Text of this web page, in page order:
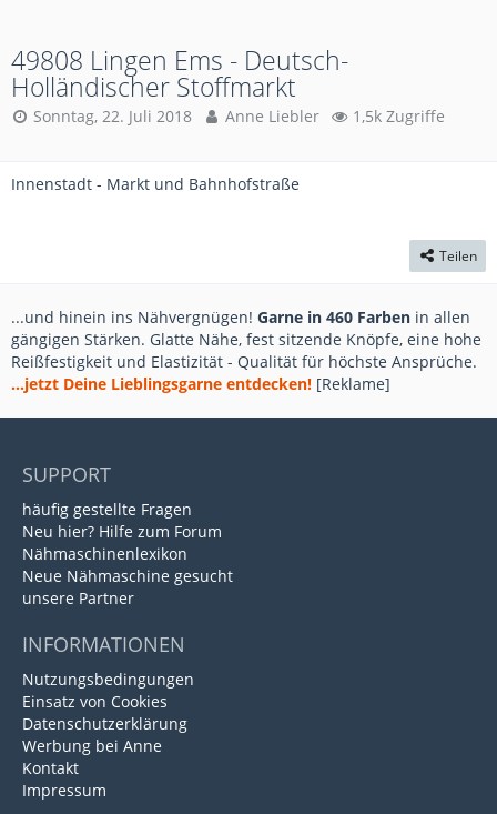
49808 Lingen Ems - Deutsch-
Holländischer Stoffmarkt
Sonntag, 22. Juli 2018 Anne Liebler 1,5k Zugriffe
Innenstadt - Markt und Bahnhofstraße
Teilen
...und hinein ins Nähvergnügen! Garne in 460 Farben in allen
gängigen Stärken. Glatte Nähe, fest sitzende Knöpfe, eine hohe
Reißfestigkeit und Elastizität - Qualität für höchste Ansprüche.
...jetzt Deine Lieblingsgarne entdecken! [Reklame]
SUPPORT
häufig gestellte Fragen
Neu hier? Hilfe zum Forum
Nähmaschinenlexikon
Neue Nähmaschine gesucht
unsere Partner
INFORMATIONEN
Nutzungsbedingungen
Einsatz von Cookies
Datenschutzerklärung
Werbung bei Anne
Kontakt
Impressum